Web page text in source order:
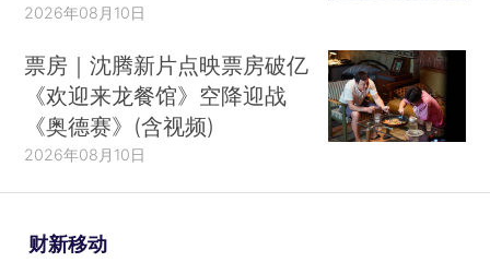
2026年08月10日
票房｜沈腾新片点映票房破亿
《欢迎来龙餐馆》空降迎战
《奥德赛》(含视频)
2026年08月10日
财新移动